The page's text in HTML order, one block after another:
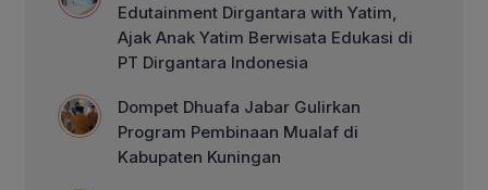
Edutainment Dirgantara with Yatim,
Ajak Anak Yatim Berwisata Edukasi di
PT Dirgantara Indonesia
Dompet Dhuafa Jabar Gulirkan
Program Pembinaan Mualaf di
Kabupaten Kuningan